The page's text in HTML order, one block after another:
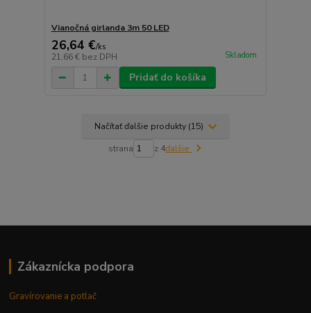
Vianočná girlanda 3m 50 LED
26,64 €/ks
21,66 € bez DPH Skladom
Pridať do košíka
Načítať ďalšie produkty (15)
strana z 4ďalšie
Zákaznícka podpora
Gravírovanie a potlač